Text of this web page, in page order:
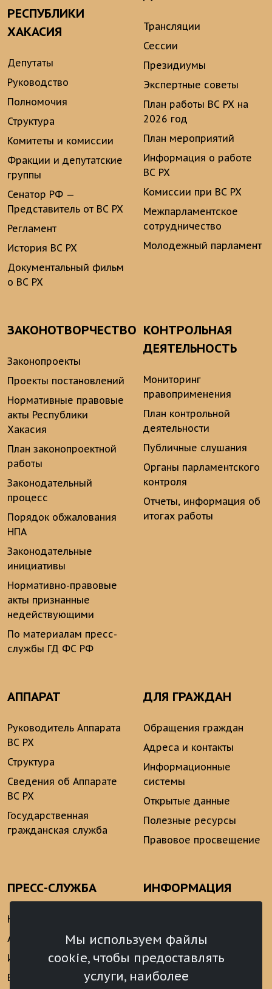
Мы используем файлы
cookie, чтобы предоставлять
услуги, наиболее
РЕСПУБЛИКИ
ХАКАСИЯ
Депутаты
Руководство
Полномочия
Структура
Комитеты и комиссии
Фракции и депутатские
группы
Сенатор РФ —
Представитель от ВС РХ
Регламент
История ВС РХ
Документальный фильм
о ВС РХ
Трансляции
Сессии
Президиумы
Экспертные советы
План работы ВС РХ на
2026 год
План мероприятий
Информация о работе
ВС РХ
Комиссии при ВС РХ
Межпарламентское
сотрудничество
Молодежный парламент
ЗАКОНОТВОРЧЕСТВО
Законопроекты
Проекты постановлений
Нормативные правовые
акты Республики
Хакасия
План законопроектной
работы
Законодательный
процесс
Порядок обжалования
НПА
Законодательные
инициативы
Нормативно-правовые
акты признанные
недействующими
По материалам пресс-
службы ГД ФС РФ
КОНТРОЛЬНАЯ
ДЕЯТЕЛЬНОСТЬ
Мониторинг
правоприменения
План контрольной
деятельности
Публичные слушания
Органы парламентского
контроля
Отчеты, информация об
итогах работы
АППАРАТ
Руководитель Аппарата
ВС РХ
Структура
Сведения об Аппарате
ВС РХ
Государственная
гражданская служба
ДЛЯ ГРАЖДАН
Обращения граждан
Адреса и контакты
Информационные
системы
Открытые данные
Полезные ресурсы
Правовое просвещение
ПРЕСС-СЛУЖБА
Новости
Анонсы
Интервью
Видеоматериалы
ИНФОРМАЦИЯ
аналитические
материалы
Реализация Послания
Президента РФ